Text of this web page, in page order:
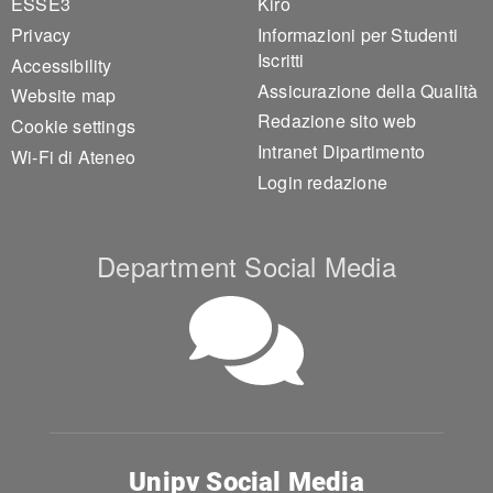
Privacy
Accessibility
Website map
Cookie settings
Wi-Fi di Ateneo
Informazioni per Studenti
Iscritti
Assicurazione della Qualità
Redazione sito web
Intranet Dipartimento
Login redazione
Department Social Media
Unipv Social Media